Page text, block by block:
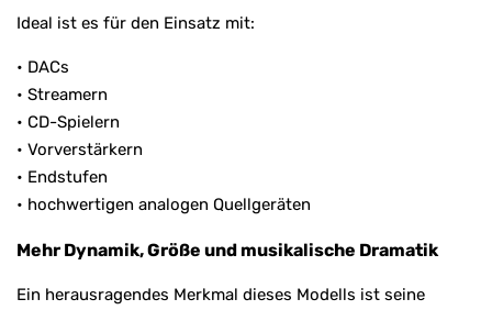
Ideal ist es für den Einsatz mit:
• DACs
• Streamern
• CD-Spielern
• Vorverstärkern
• Endstufen
• hochwertigen analogen Quellgeräten
Mehr Dynamik, Größe und musikalische Dramatik
Ein herausragendes Merkmal dieses Modells ist seine